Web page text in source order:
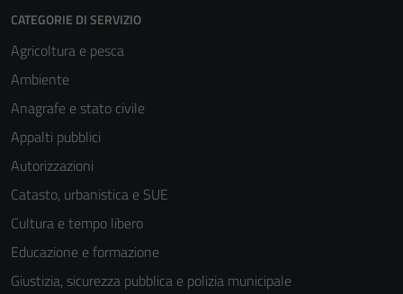
CATEGORIE DI SERVIZIO
Agricoltura e pesca
Ambiente
Anagrafe e stato civile
Appalti pubblici
Autorizzazioni
Catasto, urbanistica e SUE
Cultura e tempo libero
Educazione e formazione
Giustizia, sicurezza pubblica e polizia municipale